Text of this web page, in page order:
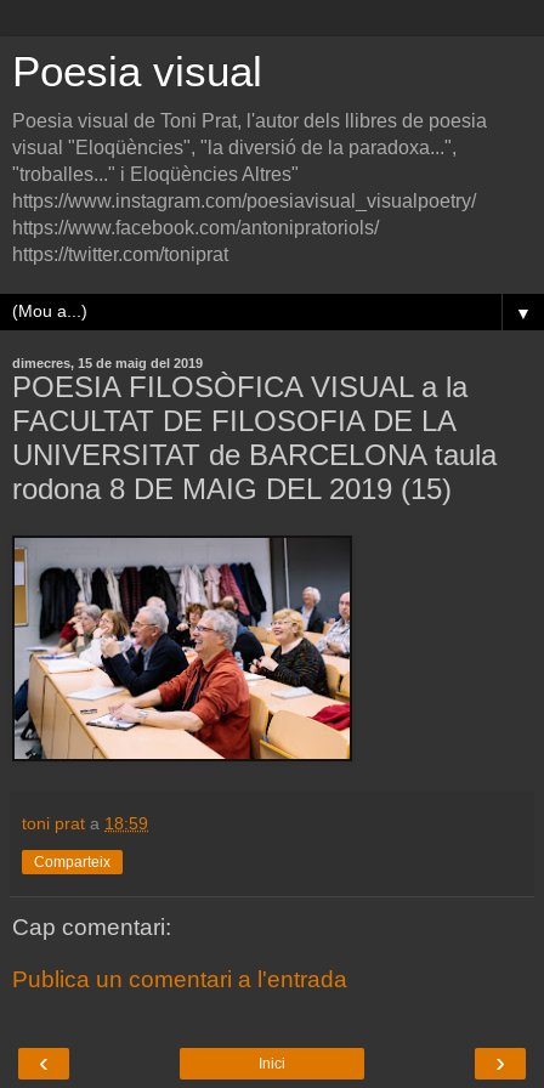
Poesia visual
Poesia visual de Toni Prat, l'autor dels llibres de poesia
visual "Eloqüències", "la diversió de la paradoxa...",
"troballes..." i Eloqüències Altres"
https://www.instagram.com/poesiavisual_visualpoetry/
https://www.facebook.com/antonipratoriols/
https://twitter.com/toniprat
▼
dimecres, 15 de maig del 2019
POESIA FILOSÒFICA VISUAL a la
FACULTAT DE FILOSOFIA DE LA
UNIVERSITAT de BARCELONA taula
rodona 8 DE MAIG DEL 2019 (15)
toni prat a 18:59
Comparteix
Cap comentari:
Publica un comentari a l'entrada
‹ ›
Inici